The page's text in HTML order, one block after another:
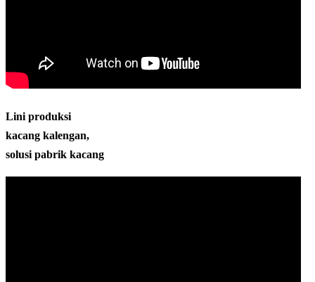
Lini produksi
kacang kalengan,
solusi pabrik kacang